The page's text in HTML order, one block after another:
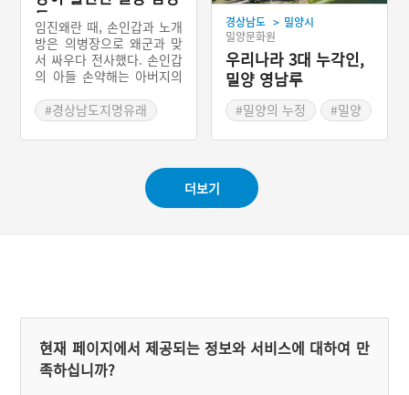
동
임진왜란 때, 손인갑과 노개
방은 의병장으로 왜군과 맞
서 싸우다 전사했다. 손인갑
의 아들 손약해는 아버지의
한 전사했다. 노개방의 아내
는 남편이 죽자 따라 죽었
다. 이들은 모두 밀양시 무
났다. 선조는 삼강오륜 중
충효열을 실현한 이들을 기
리기 위해 이 마을을 삼강동
#경상남도지명유래
경상남도 > 밀양시
밀양문화원
우리나라 3대 누각인,
밀양 영남루
#밀양의 누정
#밀양
더보기
현재 페이지에서 제공되는 정보와 서비스에 대하여 만
족하십니까?